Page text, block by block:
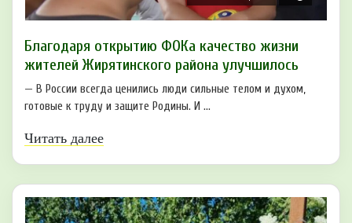
Благодаря открытию ФОКа качество жизни
жителей Жирятинского района улучшилось
— В России всегда ценились люди сильные телом и духом,
готовые к труду и защите Родины. И ...
Читать далее